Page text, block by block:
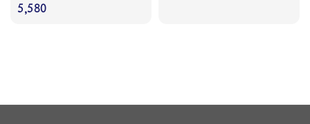
price
5,580